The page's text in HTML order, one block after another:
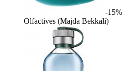
-15%
Olfactives (Majda Bekkali)